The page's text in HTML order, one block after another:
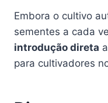
Embora o cultivo
sementes a cada
introdução direta
para cultivadores